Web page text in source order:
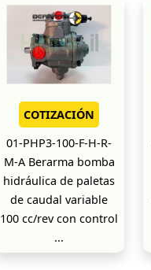
COTIZACIÓN
01-PHP3-100-F-H-R-
M-A Berarma bomba
hidráulica de paletas
de caudal variable
100 cc/rev con control
...